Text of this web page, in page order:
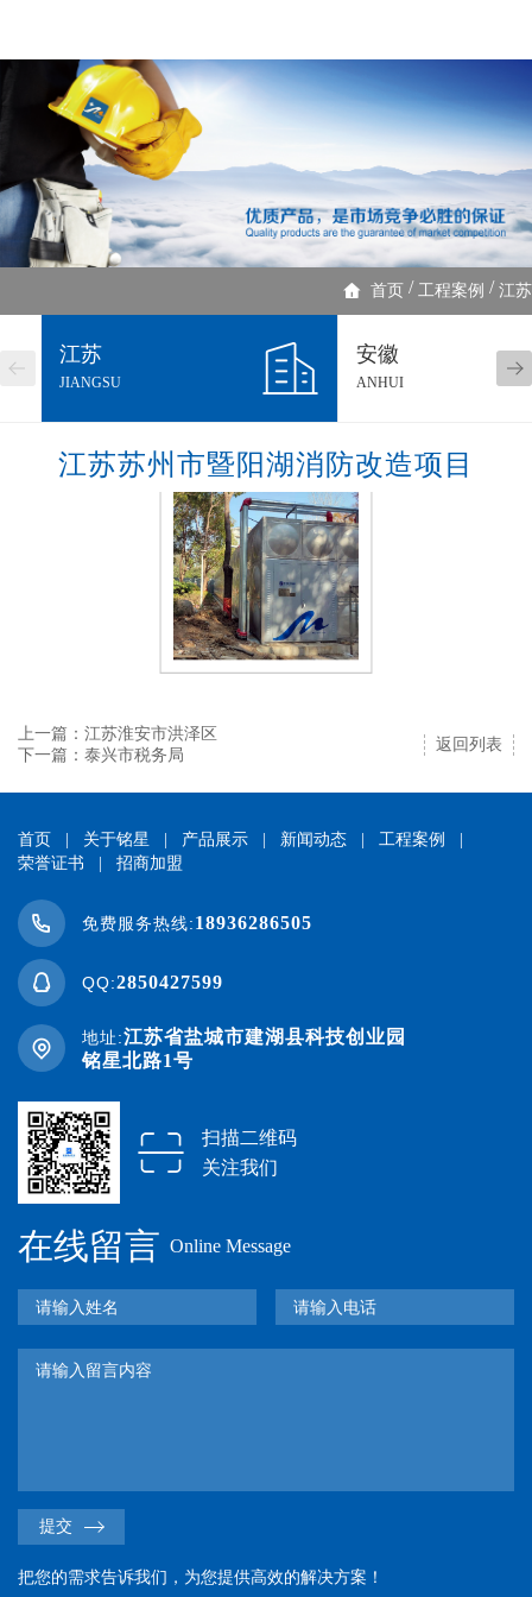
首页 / 工程案例 / 江苏
江苏
JIANGSU
安徽
ANHUI
江苏苏州市暨阳湖消防改造项目
上一篇：江苏淮安市洪泽区
返回列表
下一篇：泰兴市税务局
首页 关于铭星 产品展示 新闻动态 工程案例
荣誉证书
招商加盟
免费服务热线:18936286505
QQ:2850427599
地址:江苏省盐城市建湖县科技创业园
铭星北路1号
扫描二维码
关注我们
在线留言 Online Message
提交
把您的需求告诉我们，为您提供高效的解决方案！